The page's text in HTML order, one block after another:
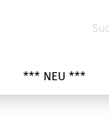
*** NEU ***